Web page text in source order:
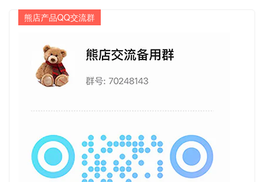
熊店产品QQ交流群